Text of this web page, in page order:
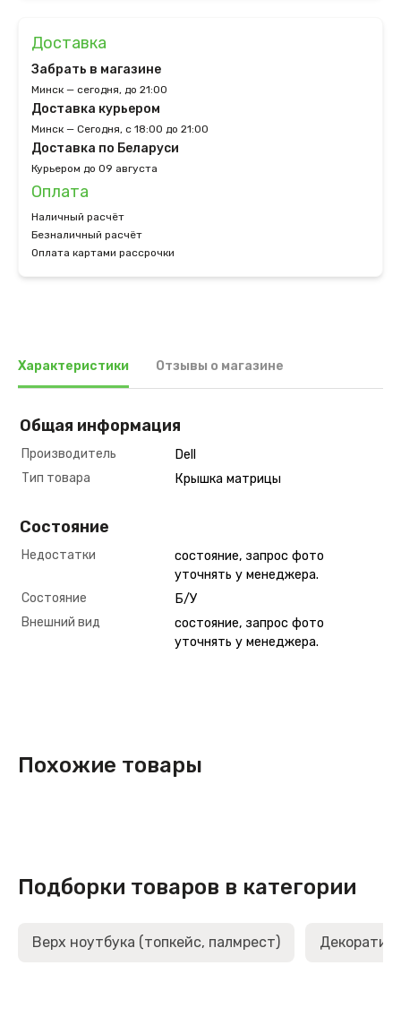
Доставка
Забрать в магазине
Минск — сегодня, до 21:00
Доставка курьером
Минск — Сегодня, с 18:00 до 21:00
Доставка по Беларуси
Курьером до 09 августа
Оплата
Наличный расчёт
Безналичный расчёт
Оплата картами рассрочки
Характеристики Отзывы о магазине
Общая информация
Производитель
Dell
Тип товара
Крышка матрицы
Состояние
Недостатки
состояние, запрос фото
уточнять у менеджера.
Состояние
Б/У
Внешний вид
состояние, запрос фото
уточнять у менеджера.
Похожие товары
Подборки товаров в категории
Верх ноутбука (топкейс, палмрест)